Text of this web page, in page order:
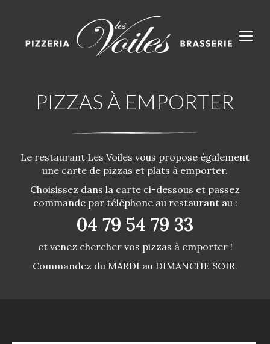
PIZZAS À EMPORTER
Le restaurant Les Voiles vous propose également
une carte de pizzas et plats à emporter.
Choisissez dans la carte ci-dessous et passez
commande par téléphone au restaurant au :
04 79 54 79 33
et venez chercher vos pizzas à emporter !
Commandez du MARDI au DIMANCHE SOIR.